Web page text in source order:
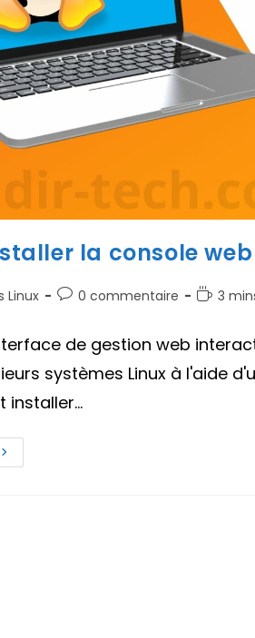
la console
Linux
Commentaires
publication :
0 commentaire
Temps
3
de gestion web
systèmes Linux à l'aide
installer…
Comment